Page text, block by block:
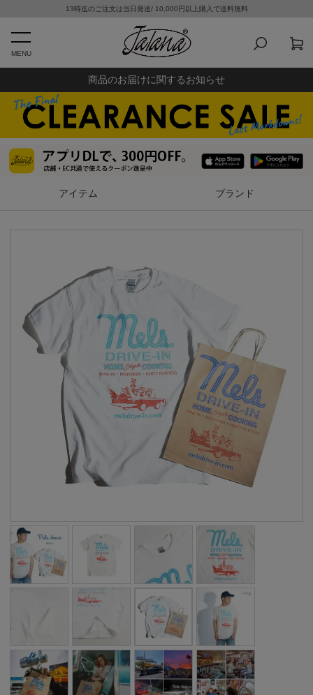
13時迄のご注文は当日発送/ 10,000円以上購入で送料無料
MENU
商品のお届けに関するお知らせ
アイテム ブランド